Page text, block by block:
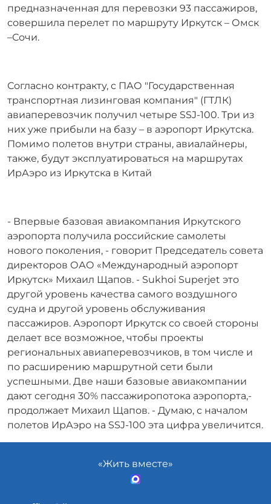
предназначенная для перевозки 93 пассажиров,
совершила перелет по маршруту Иркутск – Омск
–Сочи.
Согласно контракту, с ПАО "Государственная
транспортная лизинговая компания" (ГТЛК)
авиаперевозчик получил четыре SSJ-100. Три из
них уже прибыли на базу – в аэропорт Иркутска.
Помимо полетов внутри страны, авиалайнеры,
также, будут эксплуатироваться на маршрутах
ИрАэро из Иркутска в Китай
- Впервые базовая авиакомпания Иркутского
аэропорта получила российские самолеты
нового поколения, - говорит Председатель совета
директоров ОАО «Международный аэропорт
Иркутск» Михаил Щапов. - Sukhoi Superjet это
другой уровень качества самого воздушного
судна и другой уровень обслуживания
пассажиров. Аэропорт Иркутск со своей стороны
делает все возможное, чтобы проекты
региональных авиаперевозчиков, в том числе и
по расширению маршрутной сети были
успешными. Две наши базовые авиакомпании
дают сегодня 30% пассажиропотока аэропорта,-
продолжает Михаил Щапов. - Думаю, с началом
полетов ИрАэро на SSJ-100 эта цифра увеличится.
«Жить вместе»